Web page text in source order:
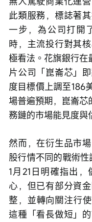
此類服務，標誌著
一步，為公司打開
時，主流投行對其
極看法。花旗銀行在
片公司「崑崙芯」
度目標價上調至186
場普遍預期，崑崙芯
務鏈的市場能見度與
然而，在衍生品市
股行情不同的戰術
1月21日明確指出
心，但已有部分資
整，並轉向關注行
這種「看長做短」